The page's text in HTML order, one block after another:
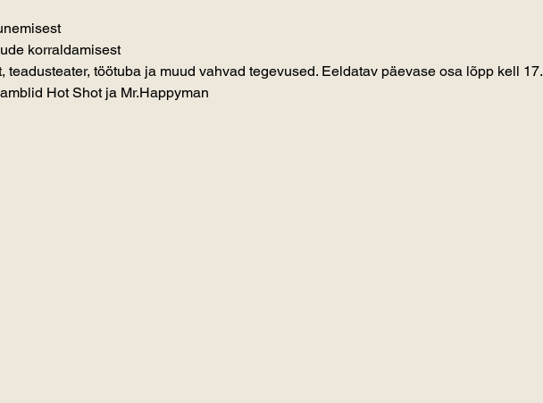
korraldamisest
teadusteater, töötuba ja muud vahvad tegevused. Eeldatav päevase osa lõpp kell 17.
Hot Shot ja Mr.Happyman